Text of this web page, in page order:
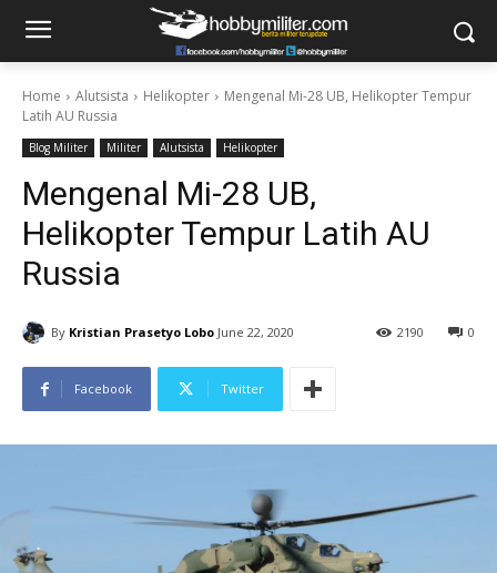
Home Alutsista Helikopter
Mengenal Mi-28 UB, Helikopter Tempur
Latih AU Russia
Blog Militer Militer Alutsista Helikopter
Mengenal Mi-28 UB,
Helikopter Tempur Latih AU
Russia
By Kristian Prasetyo Lobo June 22, 2020 0
2190
Facebook Twitter